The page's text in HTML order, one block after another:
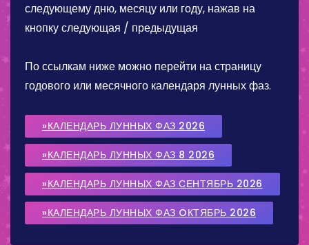
следующему дню, месяцу или году, нажав на
кнопку следующая / предыдущая
По ссылкам ниже можно перейти на страницу
годового или месячного календаря лунных фаз.
»КАЛЕНДАРЬ ЛУННЫХ ФАЗ 2026
»КАЛЕНДАРЬ ЛУННЫХ ФАЗ 8 2026
»КАЛЕНДАРЬ ЛУННЫХ ФАЗ СЕНТЯБРЬ 2026
»КАЛЕНДАРЬ ЛУННЫХ ФАЗ OКТЯБРЬ 2026